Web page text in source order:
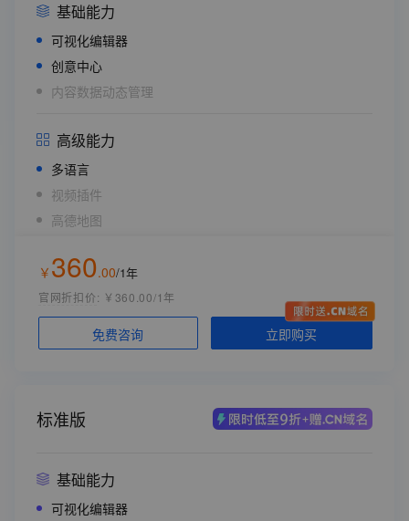
基础能力
可视化编辑器
创意中心
内容数据动态管理
高级能力
多语言
视频插件
高德地图
支付插件
云资源配置 （统一配置，无需单独购买）
数据库空间
ECS配置 共享
阿里云短信服务
绑定域名个数
￥ 360.00/1年
官网折扣价: ￥360.00/1年
免费咨询 立即购买
标准版
基础能力
可视化编辑器